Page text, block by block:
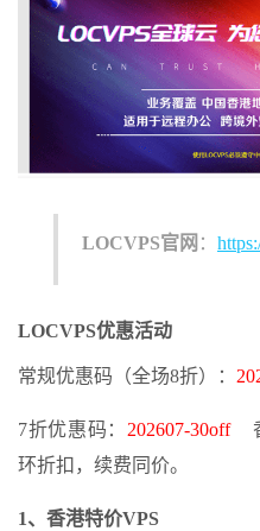
LOCVPS官网 ：
LOCVPS优惠活动
常规优惠码（全场8折）：
7折优惠码： 202607-30off
环折扣，续费同价。
1、香港特价VPS